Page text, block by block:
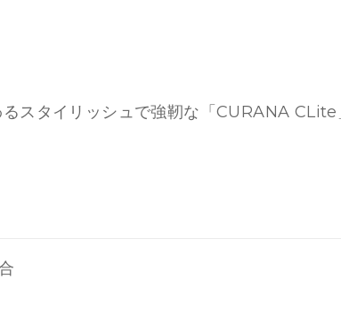
スタイリッシュで強靭な「CURANA CLite